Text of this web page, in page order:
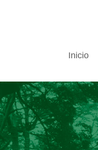
Inicio